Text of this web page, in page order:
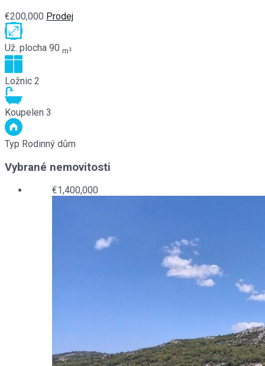
€200,000 Prodej
Už. plocha 90 m²
Ložnic 2
Koupelen 3
Typ Rodinný dům
Vybrané nemovitosti
€1,400,000